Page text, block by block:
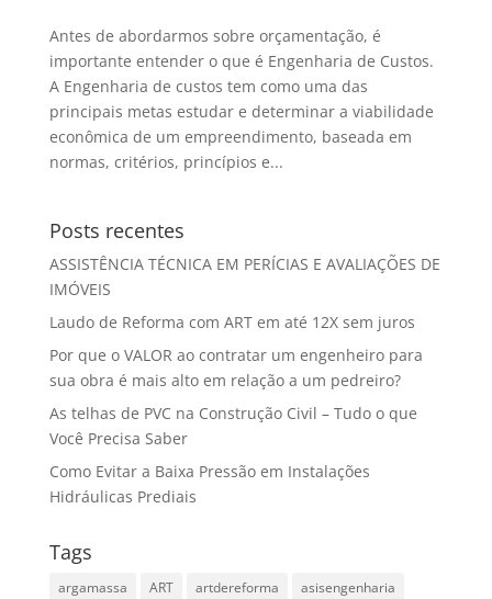
Antes de abordarmos sobre orçamentação, é
importante entender o que é Engenharia de Custos.
A Engenharia de custos tem como uma das
principais metas estudar e determinar a viabilidade
econômica de um empreendimento, baseada em
normas, critérios, princípios e...
Posts recentes
ASSISTÊNCIA TÉCNICA EM PERÍCIAS E AVALIAÇÕES DE
IMÓVEIS
Laudo de Reforma com ART em até 12X sem juros
Por que o VALOR ao contratar um engenheiro para
sua obra é mais alto em relação a um pedreiro?
As telhas de PVC na Construção Civil – Tudo o que
Você Precisa Saber
Como Evitar a Baixa Pressão em Instalações
Hidráulicas Prediais
Tags
argamassa ART artdereforma
asisengenharia